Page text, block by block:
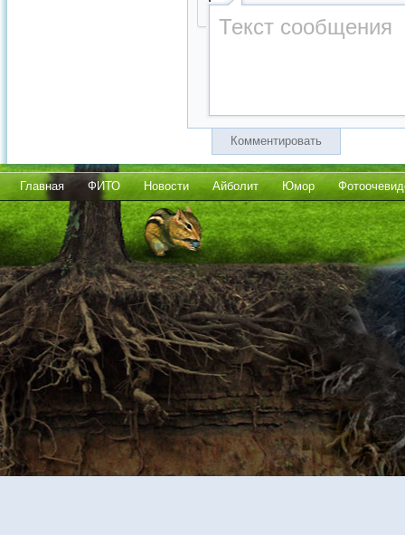
Комментировать
Главная ФИТО Новости Айболит Юмор